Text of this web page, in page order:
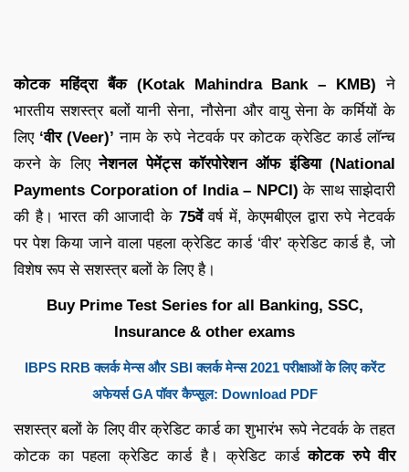
कोटक महिंद्रा बैंक (Kotak Mahindra Bank – KMB) ने
भारतीय सशस्त्र बलों यानी सेना, नौसेना और वायु सेना के कर्मियों के
लिए ‘वीर (Veer)’ नाम के रुपे नेटवर्क पर कोटक क्रेडिट कार्ड लॉन्च
करने के लिएनेशनल पेमेंट्स कॉरपोरेशन ऑफ इंडिया (National
Payments Corporation of India – NPCI) के साथ साझेदारी
की है। भारत की आजादी के 75वेंवर्ष में, केएमबीएल द्वारा रुपे नेटवर्क
पर पेश किया जाने वाला पहला क्रेडिट कार्ड ‘वीर’ क्रेडिट कार्ड है, जो
विशेष रूप से सशस्त्र बलों के लिए है।
Buy Prime Test Series for all Banking, SSC,
Insurance & other exams
IBPS RRB क्लर्क मेन्स और SBI क्लर्क मेन्स 2021 परीक्षाओं के लिए करेंट
अफेयर्स GA पॉवर कैप्सूल: Download PDF
सशस्त्र बलों के लिए वीर क्रेडिट कार्ड का शुभारंभ रूपे नेटवर्क के तहत
कोटक का पहला क्रेडिट कार्ड है। क्रेडिट कार्डकोटक रुपे वीर